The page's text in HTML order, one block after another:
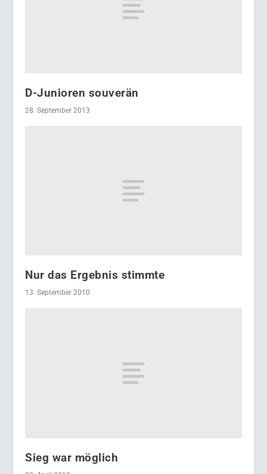
D-Junioren souverän
28. September 2013
Nur das Ergebnis stimmte
13. September 2010
Sieg war möglich